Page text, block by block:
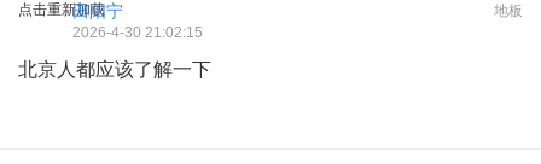
点击重新加载 地板
田阳宁
2026-4-30 21:02:15
北京人都应该了解一下